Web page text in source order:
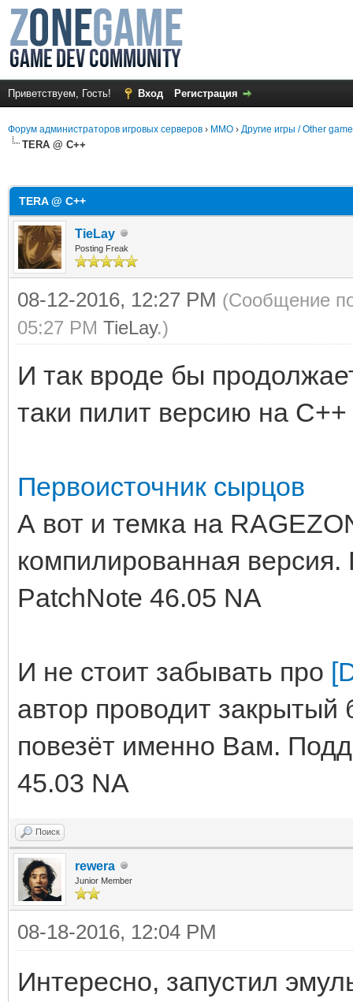
Приветствуем, Гость! Вход Регистрация
Форум администраторов игровых серверов › MMO › Другие игры / Other
TERA @ C++
TERA @ C++
TieLay
Posting Freak
08-12-2016, 12:27 PM (Сообщение
05:27 PM TieLay.)
И так вроде бы
таки пилит версию на C++
Первоисточник сырцов
А вот и темка на
компилированная
PatchNote 46.05 NA
И не стоит забывать про
автор проводит закрытый
повезёт именно Вам.
45.03 NA
Поиск
rewera
Junior Member
08-18-2016, 12:04 PM
Интересно, запустил